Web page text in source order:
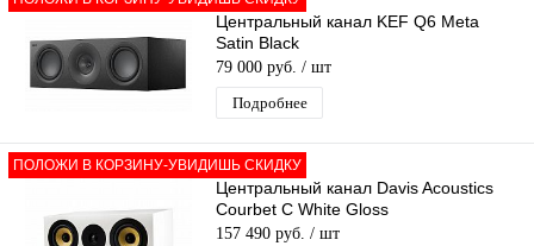
Центральный канал KEF Q6 Meta
Satin Black
79 000 руб. / шт
Подробнее
ПОЛОЖИ В КОРЗИНУ-УВИДИШЬ СКИДКУ
Центральный канал Davis Acoustics
Courbet C White Gloss
157 490 руб. / шт